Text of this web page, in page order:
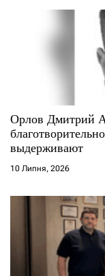
Орлов Дмитрий
выдерживают
10 Липня, 2026